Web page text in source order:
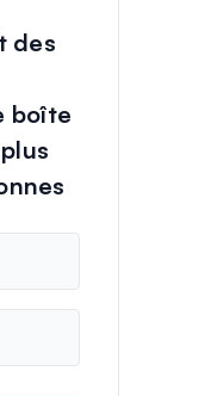
des
boîte